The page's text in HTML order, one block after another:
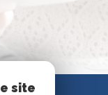
site